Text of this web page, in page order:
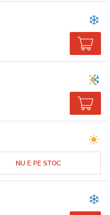
NU E PE STOC